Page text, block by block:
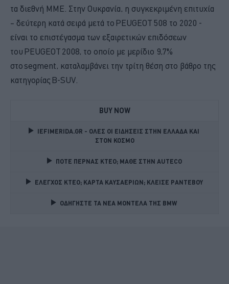
τα διεθνή ΜΜΕ. Στην Ουκρανία, η συγκεκριμένη επιτυχία
– δεύτερη κατά σειρά μετά το PEUGEOT 508 το 2020 -
είναι το επιστέγασμα των εξαιρετικών επιδόσεων
του PEUGEOT 2008, το οποίο με μερίδιο 9,7%
στο segment, καταλαμβάνει την τρίτη θέση στο βάθρο της
κατηγορίας B-SUV.
BUY NOW
IEFIMERIDA.GR - ΟΛΕΣ ΟΙ ΕΙΔΗΣΕΙΣ ΣΤΗΝ ΕΛΛΑΔΑ ΚΑΙ
ΣΤΟΝ ΚΟΣΜΟ
ΠΟΤΕ ΠΕΡΝΑΣ ΚΤΕΟ; ΜΑΘΕ ΣΤΗΝ ΑUTECO
ΕΛΕΓΧΟΣ ΚΤΕΟ; ΚΑΡΤΑ ΚΑΥΣΑΕΡΙΩΝ; ΚΛΕΙΣΕ ΡΑΝΤΕΒΟΥ
ΟΔΗΓΗΣΤΕ ΤΑ ΝΕΑ ΜΟΝΤΕΛΑ ΤΗΣ BMW